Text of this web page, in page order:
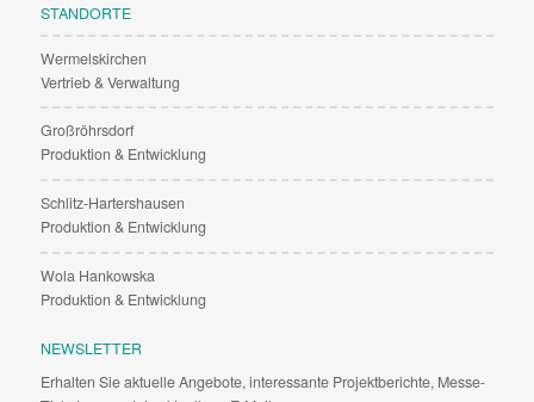
STANDORTE
Wermelskirchen
Vertrieb & Verwaltung
Großröhrsdorf
Produktion & Entwicklung
Schlitz-Hartershausen
Produktion & Entwicklung
Wola Hankowska
Produktion & Entwicklung
NEWSLETTER
Erhalten Sie aktuelle Angebote, interessante Projektberichte, Messe-